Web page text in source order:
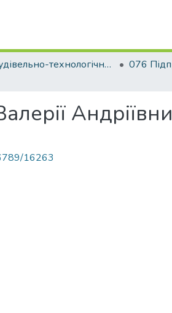
Будівельно-технологічний факультет
Андріївни
16263